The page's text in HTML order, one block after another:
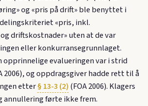
og «pris på drift» ble benyttet i
«pris, inkl.
driftskostnader» uten at de var
eller konkurransegrunnlaget.
opprinnelige evalueringen var i strid
2006), og oppdragsgiver hadde rett til å
etter§ 13-3 (2) (FOA 2006). Klagers
annullering førte ikke frem.